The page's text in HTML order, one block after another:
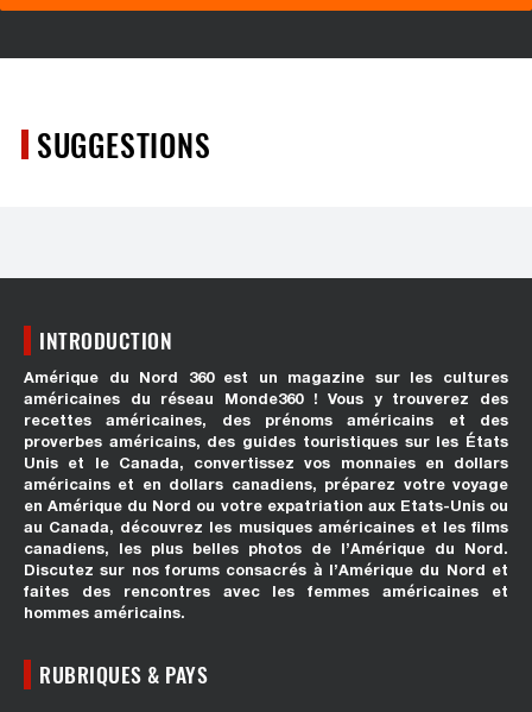
SUGGESTIONS
INTRODUCTION
Amérique du Nord 360 est un magazine sur les cultures
américaines du réseau Monde360 ! Vous y trouverez des
recettes américaines, des prénoms américains et des
proverbes américains, des guides touristiques sur les États
Unis et le Canada, convertissez vos monnaies en dollars
américains et en dollars canadiens, préparez votre voyage
en Amérique du Nord ou votre expatriation aux Etats-Unis ou
au Canada, découvrez les musiques américaines et les films
canadiens, les plus belles photos de l’Amérique du Nord.
Discutez sur nos forums consacrés à l’Amérique du Nord et
faites des rencontres avec les femmes américaines et
hommes américains.
RUBRIQUES & PAYS